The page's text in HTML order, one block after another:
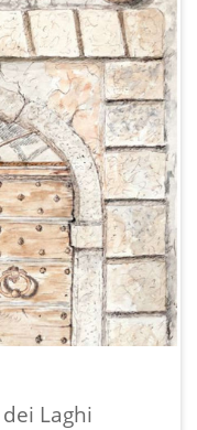
Laghi